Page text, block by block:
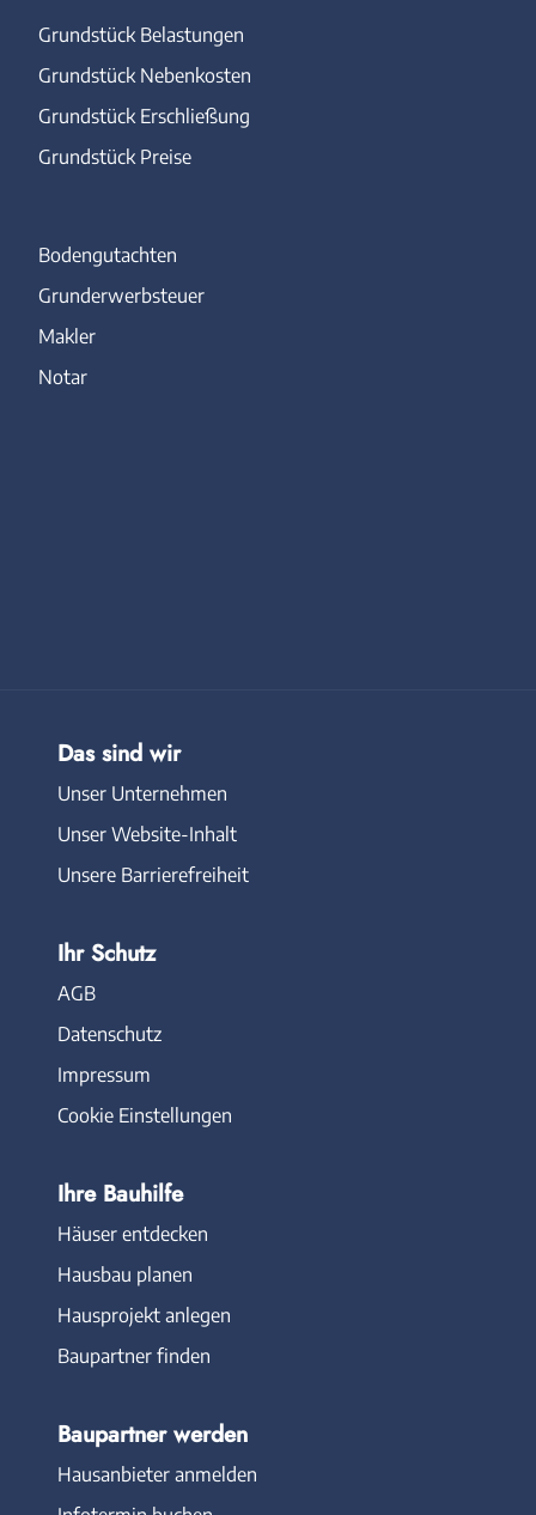
Grundstück Belastungen
Grundstück Nebenkosten
Grundstück Erschließung
Grundstück Preise
Bodengutachten
Grunderwerbsteuer
Makler
Notar
Das sind wir
Unser Unternehmen
Unser Website-Inhalt
Unsere Barrierefreiheit
Ihr Schutz
AGB
Datenschutz
Impressum
Cookie Einstellungen
Ihre Bauhilfe
Häuser entdecken
Hausbau planen
Hausprojekt anlegen
Baupartner finden
Baupartner werden
Hausanbieter anmelden